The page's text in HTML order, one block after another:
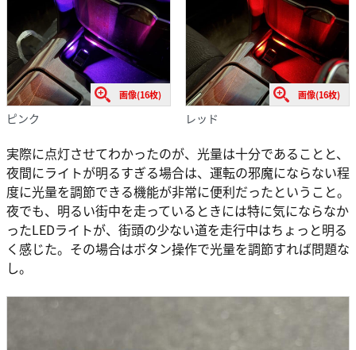
画像(16枚)
ピンク
画像(16枚)
レッド
実際に点灯させてわかったのが、光量は十分であることと、
夜間にライトが明るすぎる場合は、運転の邪魔にならない程
度に光量を調節できる機能が非常に便利だったということ。
夜でも、明るい街中を走っているときには特に気にならなか
ったLEDライトが、街頭の少ない道を走行中はちょっと明る
く感じた。その場合はボタン操作で光量を調節すれば問題な
し。